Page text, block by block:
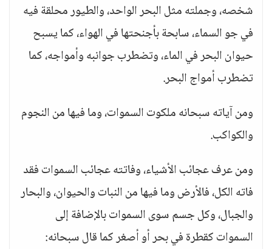
شخصه، وجملته مثل البحر الواحد، والطيور محلقة فيه
في جو السماء، سابحة بأجنحتها في الهواء، كما يسبح
حيوان البحر في الماء، وتضطرب جوانبه وأمواجه، كما
تضطرب أمواج البحر.
ومن آياته سبحانه ملكوت السموات، وما فيها من النجوم
والكواكب.
ومن عرف عجائب الأشياء، وفاتته عجائب السموات فقد
فاته الكل، فالأرض وما فيها من النبات والحيوان، والبحار
والجبال، وكل جسم سوى السموات بالإضافة إلى
السموات كقطرة في بحر أو أصغر كما قال سبحانه: